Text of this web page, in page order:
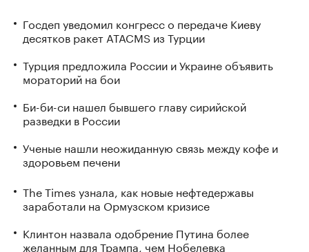
Госдеп уведомил конгресс о передаче Киеву
десятков ракет ATACMS из Турции
Турция предложила России и Украине объявить
мораторий на бои
Би-би-си нашел бывшего главу сирийской
разведки в России
Ученые нашли неожиданную связь между кофе и
здоровьем печени
The Times узнала, как новые нефтедержавы
заработали на Ормузском кризисе
Клинтон назвала одобрение Путина более
желанным для Трампа, чем Нобелевка